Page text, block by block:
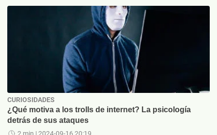
CURIOSIDADES
¿Qué motiva a los trolls de internet? La psicología
detrás de sus ataques